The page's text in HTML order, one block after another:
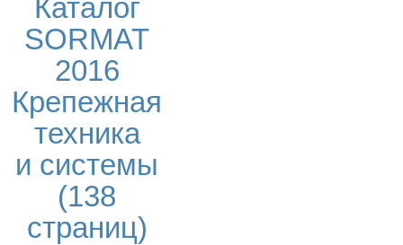
Каталог
SORMAT
2016
Крепежная
техника
и системы
(138
страниц)